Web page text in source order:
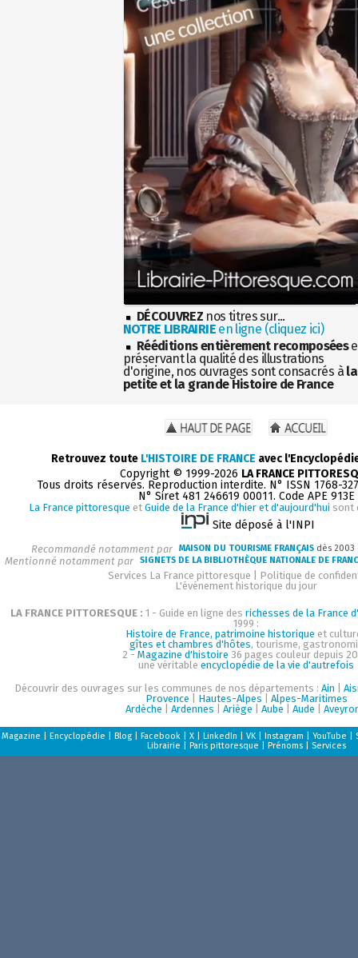
DÉCOUVREZ nos titres sur...
NOTRE LIBRAIRIEen ligne (cliquez ici)
Rééditions entièrement recomposées
préservant la qualité des illustrations
d'origine, nos ouvrages sont consacrés à la
petite et la grande Histoire de France
Retrouvez toute L'HISTOIRE DE FRANCE avec
Copyright © 1999-2026 LA FRANCE
Tous droits réservés. Reproduction interdite. N° ISSN 1768-
N° Siret 481 246619 00011. Code APE 913E
La France pittoresque et Guide de la France d'hier et d'aujourd'hui sont
Site déposé à l'INPI
Recommandé notamment par MAISON DU TOURISME FRANÇAIS dès
Mentionné notamment par SIGNETS DE LA BIBLIOTHÈQUE NATIONALE DE
Services La France pittoresque
Politique de
L'événement historique du jour
LA FRANCE PITTORESQUE : 1 - Guide en ligne des richesses de la France
1999 :
Histoire de France, patrimoine historique et
gîtes et chambres d'hôtes, tourisme,
2 - Magazine d'histoire 36 pages couleur depuis
une véritable encyclopédie de la vie d'autrefois
Découvrir des ouvrages sur les communes de nos départements : Ain
Provence
Hautes-Alpes
Alpes-Maritimes
Ardèche
Ardennes Ariège Aube Aude
Magazine Encyclopédie Blog| Facebook| X| LinkedIn VK| Instagram YouTube
Librairie
Paris pittoresque Prénoms| Services